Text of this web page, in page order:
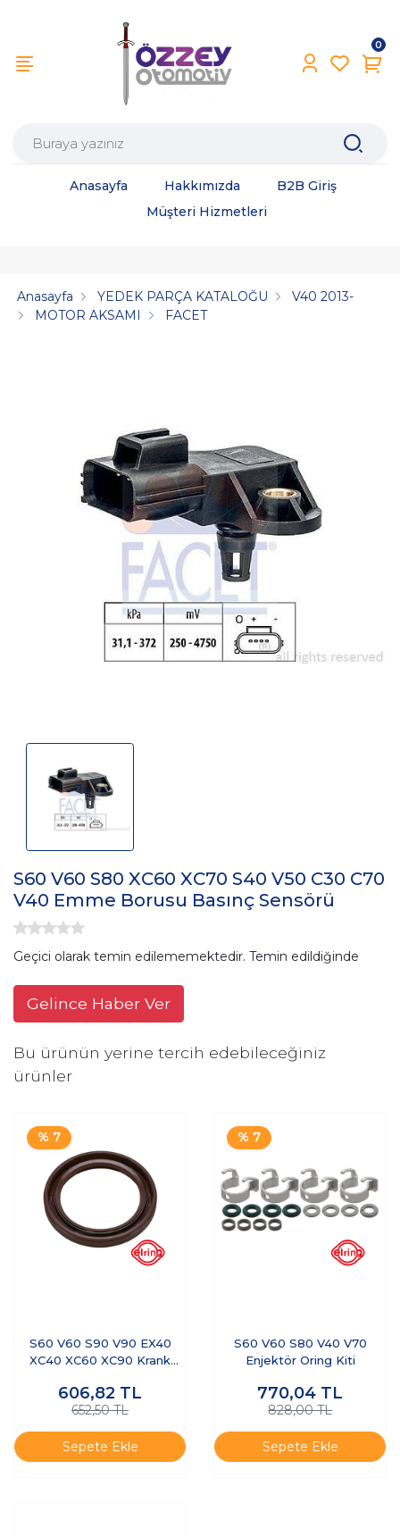
0
Anasayfa Hakkımızda
B2B Giriş
Müşteri Hizmetleri
Anasayfa YEDEK PARÇA KATALOĞU
V40 2013-
MOTOR AKSAMI
FACET
S60 V60 S80 XC60 XC70 S40 V50 C30 C70
V40 Emme Borusu Basınç Sensörü
Geçici olarak temin edilememektedir. Temin edildiğinde
Gelince Haber Ver
Bu ürünün yerine tercih edebileceğiniz
ürünler
% 7
S60 V60 S90 V90 EX40
XC40 XC60 XC90 Krank
606,82 TL
652,50 TL
Sepete Ekle
% 7
S60 V60 S80 V40 V70
Enjektör Oring Kiti
770,04 TL
828,00 TL
Sepete Ekle